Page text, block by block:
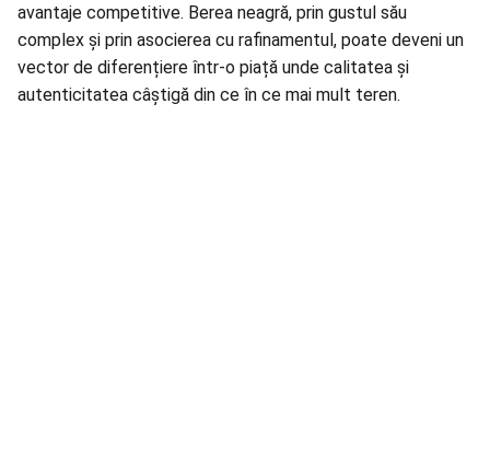
avantaje competitive. Berea neagră, prin gustul său
complex și prin asocierea cu rafinamentul, poate deveni un
vector de diferențiere într-o piață unde calitatea și
autenticitatea câștigă din ce în ce mai mult teren.